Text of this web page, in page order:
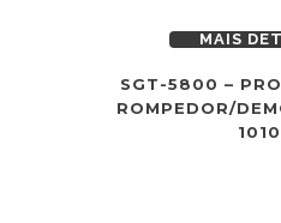
MAIS
SGT-5800 –
ROMPEDOR/